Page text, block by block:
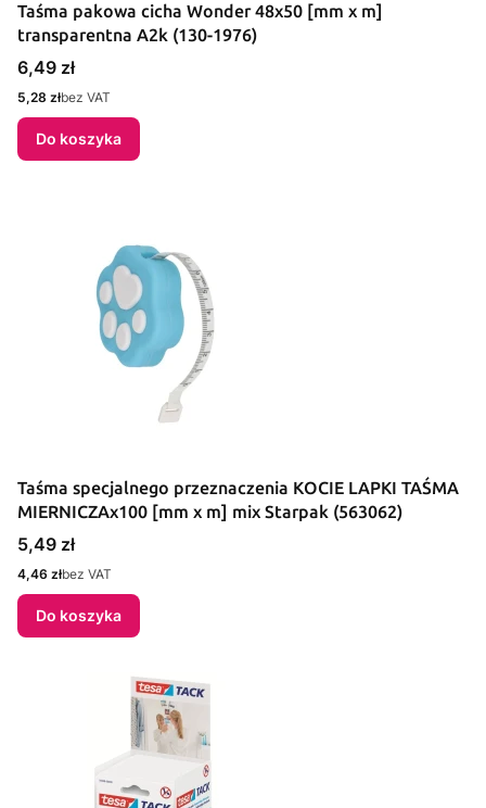
Taśma pakowa cicha Wonder 48x50 [mm x m]
transparentna A2k (130-1976)
Cena
6,49 zł
Cena
5,28 złbez VAT
Do koszyka
Taśma specjalnego przeznaczenia KOCIE LAPKI TAŚMA
MIERNICZAx100 [mm x m] mix Starpak (563062)
Cena
5,49 zł
Cena
4,46 złbez VAT
Do koszyka